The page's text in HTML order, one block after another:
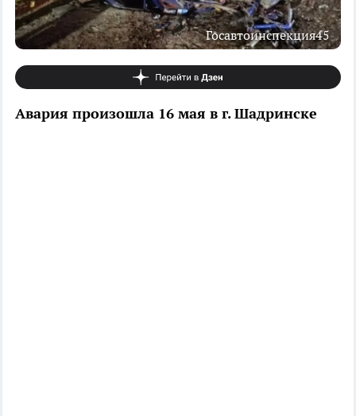
Госавтоинспекция45
Авария произошла 16 мая в г. Шадринске